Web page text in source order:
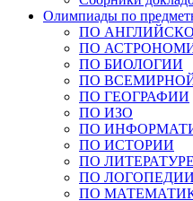
Олимпиады по
ПО
ПО
ПО БИОЛОГИИ
ПО
ПО ГЕОГРАФИИ
ПО ИЗО
ПО
ПО ИСТОРИИ
ПО ЛИТЕРАТУРЕ
ПО ЛОГОПЕДИИ
ПО